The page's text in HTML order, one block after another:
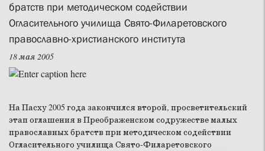
братств при методическом содействии
Огласительного училища Свято-Филаретовского
православно-христианского института
18 мая 2005
На Пасху 2005 года закончился второй, просветительский
этап оглашения в Преображенском содружестве малых
православных братств при методическом содействии
Огласительного училища Свято-Филаретовского